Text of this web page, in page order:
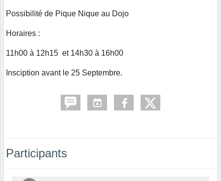
Possibilité de Pique Nique au Dojo
Horaires :
11h00 à 12h15 et 14h30 à 16h00
Insciption avant le 25 Septembre.
Participants